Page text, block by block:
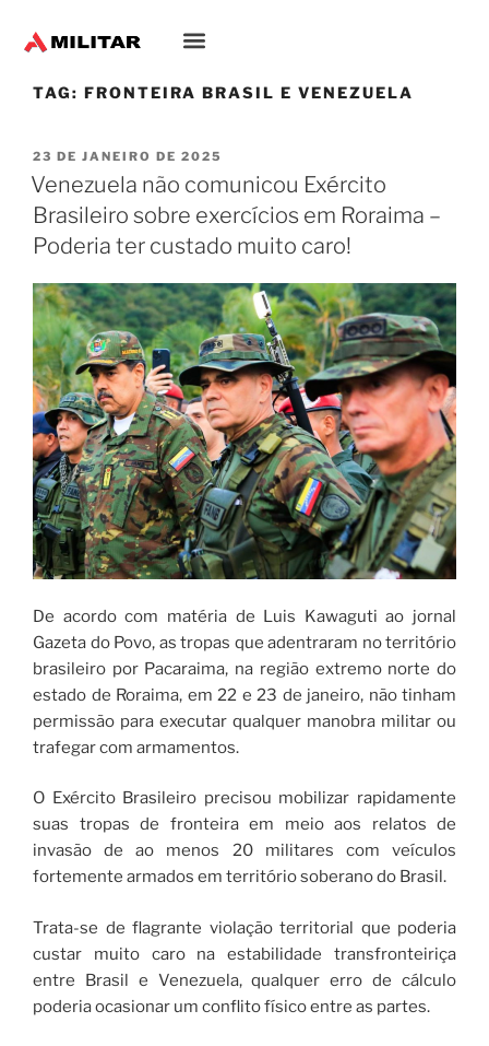
TAG: FRONTEIRA BRASIL E VENEZUELA
23 DE JANEIRO DE 2025
Venezuela não comunicou Exército
Brasileiro sobre exercícios em Roraima –
Poderia ter custado muito caro!
De acordo com matéria de Luis Kawaguti ao jornal
Gazeta do Povo, as tropas que adentraram no território
brasileiro por Pacaraima, na região extremo norte do
estado de Roraima, em 22 e 23 de janeiro, não tinham
permissão para executar qualquer manobra militar ou
trafegar com armamentos.
O Exército Brasileiro precisou mobilizar rapidamente
suas tropas de fronteira em meio aos relatos de
invasão de ao menos 20 militares com veículos
fortemente armados em território soberano do Brasil.
Trata-se de flagrante violação territorial que poderia
custar muito caro na estabilidade transfronteiriça
entre Brasil e Venezuela, qualquer erro de cálculo
poderia ocasionar um conflito físico entre as partes.